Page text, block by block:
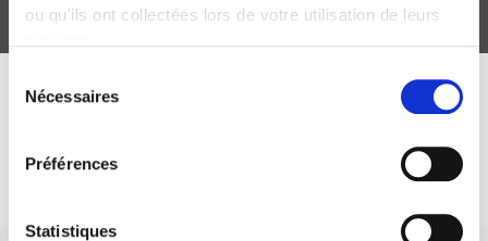
ou qu'ils ont collectées lors de votre utilisation de leurs
Nécessaires
Préférences
Statistiques
DISCOVER OUR JOURNALS